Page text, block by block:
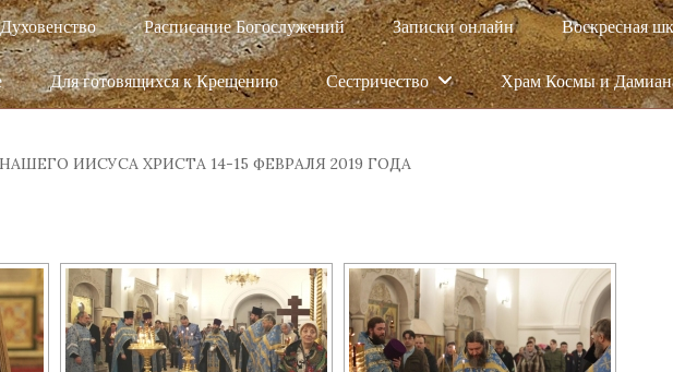
Духовенство Расписание Богослужений Записки онлайн Воскресная
Для готовящихся к Крещению Сестричество Храм Космы и
ИИСУСА ХРИСТА 14-15 ФЕВРАЛЯ 2019 ГОДА